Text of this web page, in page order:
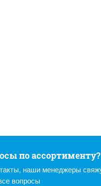
по ассортименту?
наши менеджеры
вопросы